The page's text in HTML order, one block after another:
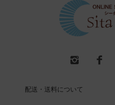
配送・送料について